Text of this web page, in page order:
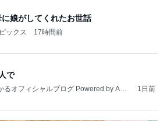
娘がしてくれたお世話
ックス 17時間前
で
るオフィシャルブログ Powered by Ame
1日前